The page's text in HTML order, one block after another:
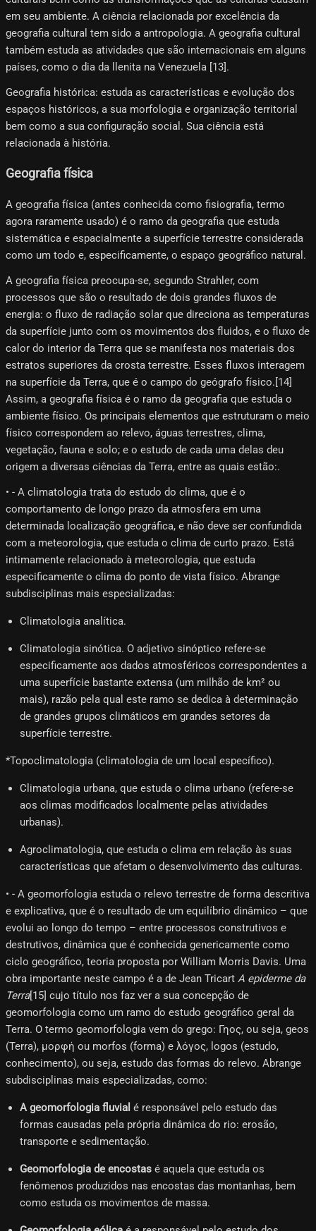
em seu ambiente. A ciência relacionada por excelência da
geografia cultural tem sido a antropologia. A geografia cultural
também estuda as atividades que são internacionais em alguns
países, como o dia da llenita na Venezuela [13]​.
Geografia histórica: estuda as características e evolução dos
espaços históricos, a sua morfologia e organização territorial
bem como a sua configuração social. Sua ciência está
relacionada à história.
Geografia física
A geografia física (antes conhecida como fisiografia, termo
agora raramente usado) é o ramo da geografia que estuda
sistemática e espacialmente a superfície terrestre considerada
como um todo e, especificamente, o espaço geográfico natural.
A geografia física preocupa-se, segundo Strahler, com
processos que são o resultado de dois grandes fluxos de
energia: o fluxo de radiação solar que direciona as temperaturas
da superfície junto com os movimentos dos fluidos, e o fluxo de
calor do interior da Terra que se manifesta nos materiais dos
estratos superiores da crosta terrestre. Esses fluxos interagem
na superfície da Terra, que é o campo do geógrafo físico.[14]​
Assim, a geografia física é o ramo da geografia que estuda o
ambiente físico. Os principais elementos que estruturam o meio
físico correspondem ao relevo, águas terrestres, clima,
vegetação, fauna e solo; e o estudo de cada uma delas deu
origem a diversas ciências da Terra, entre as quais estão:.
• - A climatologia trata do estudo do clima, que é o
comportamento de longo prazo da atmosfera em uma
determinada localização geográfica, e não deve ser confundida
com a meteorologia, que estuda o clima de curto prazo. Está
intimamente relacionado à meteorologia, que estuda
especificamente o clima do ponto de vista físico. Abrange
subdisciplinas mais especializadas:
Climatologia analítica.
Climatologia sinótica. O adjetivo sinóptico refere-se
especificamente aos dados atmosféricos correspondentes a
uma superfície bastante extensa (um milhão de km² ou
mais), razão pela qual este ramo se dedica à determinação
de grandes grupos climáticos em grandes setores da
superfície terrestre.
*Topoclimatologia (climatologia de um local específico).
Climatologia urbana, que estuda o clima urbano (refere-se
aos climas modificados localmente pelas atividades
urbanas).
Agroclimatologia, que estuda o clima em relação às suas
características que afetam o desenvolvimento das culturas.
• - A geomorfologia estuda o relevo terrestre de forma descritiva
e explicativa, que é o resultado de um equilíbrio dinâmico – que
evolui ao longo do tempo – entre processos construtivos e
destrutivos, dinâmica que é conhecida genericamente como
ciclo geográfico, teoria proposta por William Morris Davis. Uma
obra importante neste campo é a de Jean Tricart A epiderme da
Terra[15]​ cujo título nos faz ver a sua concepção de
geomorfologia como um ramo do estudo geográfico geral da
Terra. O termo geomorfologia vem do grego: Γηος, ou seja, geos
(Terra), μορφή ou morfos (forma) e λόγος, logos (estudo,
conhecimento), ou seja, estudo das formas do relevo. Abrange
subdisciplinas mais especializadas, como:
A geomorfologia fluvial é responsável pelo estudo das
formas causadas pela própria dinâmica do rio: erosão,
transporte e sedimentação.
Geomorfologia de encostas é aquela que estuda os
fenômenos produzidos nas encostas das montanhas, bem
como estuda os movimentos de massa.